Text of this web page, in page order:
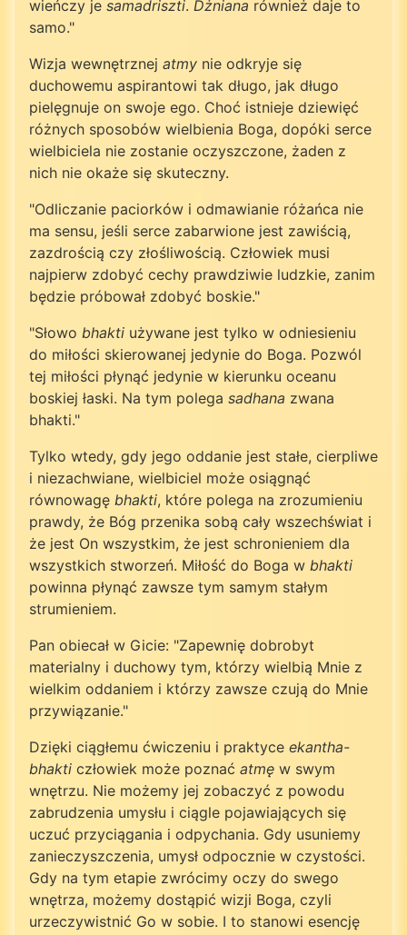
wieńczy je samadriszti. Dżniana również daje to
samo."
Wizja wewnętrznej atmy nie odkryje się
duchowemu aspirantowi tak długo, jak długo
pielęgnuje on swoje ego. Choć istnieje dziewięć
różnych sposobów wielbienia Boga, dopóki serce
wielbiciela nie zostanie oczyszczone, żaden z
nich nie okaże się skuteczny.
"Odliczanie paciorków i odmawianie różańca nie
ma sensu, jeśli serce zabarwione jest zawiścią,
zazdrością czy złośliwością. Człowiek musi
najpierw zdobyć cechy prawdziwie ludzkie, zanim
będzie próbował zdobyć boskie."
"Słowo bhakti używane jest tylko w odniesieniu
do miłości skierowanej jedynie do Boga. Pozwól
tej miłości płynąć jedynie w kierunku oceanu
boskiej łaski. Na tym polega sadhana zwana
bhakti."
Tylko wtedy, gdy jego oddanie jest stałe, cierpliwe
i niezachwiane, wielbiciel może osiągnąć
równowagę bhakti, które polega na zrozumieniu
prawdy, że Bóg przenika sobą cały wszechświat i
że jest On wszystkim, że jest schronieniem dla
wszystkich stworzeń. Miłość do Boga w bhakti
powinna płynąć zawsze tym samym stałym
strumieniem.
Pan obiecał w Gicie: "Zapewnię dobrobyt
materialny i duchowy tym, którzy wielbią Mnie z
wielkim oddaniem i którzy zawsze czują do Mnie
przywiązanie."
Dzięki ciągłemu ćwiczeniu i praktyce ekantha-
bhakti człowiek może poznać atmę w swym
wnętrzu. Nie możemy jej zobaczyć z powodu
zabrudzenia umysłu i ciągle pojawiających się
uczuć przyciągania i odpychania. Gdy usuniemy
zanieczyszczenia, umysł odpocznie w czystości.
Gdy na tym etapie zwrócimy oczy do swego
wnętrza, możemy dostąpić wizji Boga, czyli
urzeczywistnić Go w sobie. I to stanowi esencję